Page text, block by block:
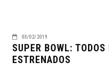
03/02/2019
SUPER BOWL:
ESTRENADOS